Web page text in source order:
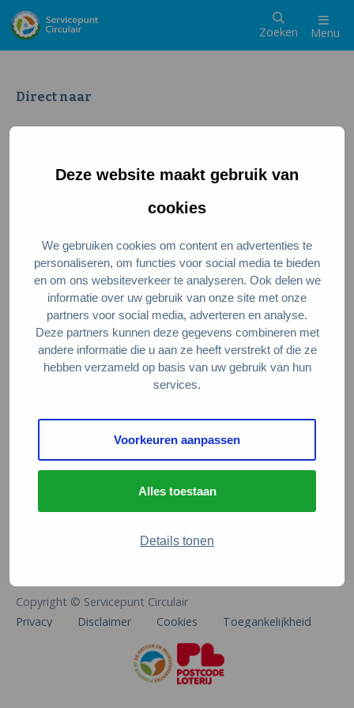
Deze website maakt gebruik van
cookies
We gebruiken cookies om content en advertenties te
personaliseren, om functies voor social media te bieden
en om ons websiteverkeer te analyseren. Ook delen we
informatie over uw gebruik van onze site met onze
partners voor social media, adverteren en analyse.
Deze partners kunnen deze gegevens combineren met
andere informatie die u aan ze heeft verstrekt of die ze
hebben verzameld op basis van uw gebruik van hun
services.
Voorkeuren aanpassen
Alles toestaan
Details tonen
Zoeken Menu
Direct naar
Wat is een circulaire samenleving
Meedoen als ondernemer
Circulaire producten en diensten
Wie zijn wij?
Over ons
Stel je vraag
Servicepunt Team
Veelgestelde vragen
De Natuur en Milieufederaties
Arthur van Schendelstraat 600
info@natuurenmilieufederaties.nl
Copyright © Servicepunt Circulair
Privacy
Disclaimer Cookies Toegankelijkheid